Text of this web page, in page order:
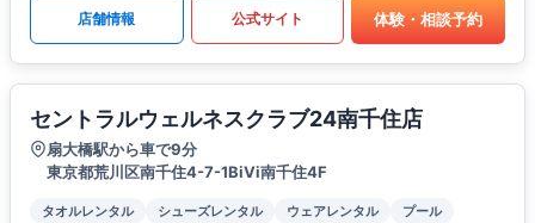
店舗情報 公式サイト 体験・相談予約
セントラルウェルネスクラブ24南千住店
扇大橋駅から車で9分
東京都荒川区南千住4-7-1BiVi南千住4F
タオルレンタル シューズレンタル ウェアレンタル プール